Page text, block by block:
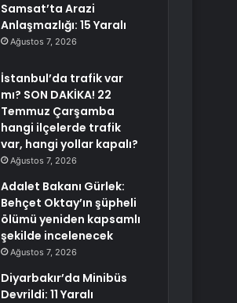
Samsat’ta Arazi
Anlaşmazlığı: 15 Yaralı
Ağustos 7, 2026
İstanbul’da trafik var
mı? SON DAKİKA! 22
Temmuz Çarşamba
hangi ilçelerde trafik
var, hangi yollar kapalı?
Ağustos 7, 2026
Adalet Bakanı Gürlek:
Behçet Oktay’ın şüpheli
ölümü yeniden kapsamlı
şekilde incelenecek
Ağustos 7, 2026
Diyarbakır’da Minibüs
Devrildi: 11 Yaralı